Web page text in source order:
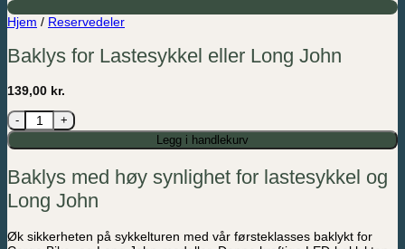
Hjem / Reservedeler
Baklys for Lastesykkel eller Long John
139,00 kr.
Baklys for Lastesykkel eller Long John antall
Legg i handlekurv
Baklys med høy synlighet for lastesykkel og
Long John
Øk sikkerheten på sykkelturen med vår førsteklasses baklykt for